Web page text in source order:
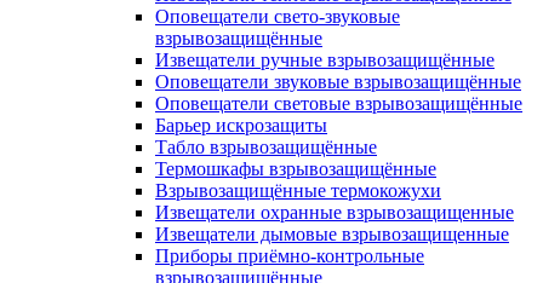
Оповещатели свето-звуковые
взрывозащищённые
Извещатели ручные взрывозащищённые
Оповещатели звуковые взрывозащищённые
Оповещатели световые взрывозащищённые
Барьер искрозащиты
Табло взрывозащищённые
Термошкафы взрывозащищённые
Взрывозащищённые термокожухи
Извещатели охранные взрывозащищенные
Извещатели дымовые взрывозащищенные
Приборы приёмно-контрольные
взрывозащищённые